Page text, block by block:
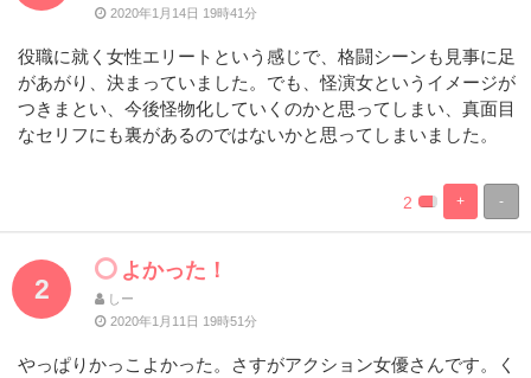
2020年1月14日 19時41分
役職に就く女性エリートという感じで、格闘シーンも見事に足
があがり、決まっていました。でも、怪演女というイメージが
つきまとい、今後怪物化していくのかと思ってしまい、真面目
なセリフにも裏があるのではないかと思ってしまいました。
-
+
%
Complete
100%
Complete
2
2
よかった！
しー
2020年1月11日 19時51分
やっぱりかっこよかった。さすがアクション女優さんです。く